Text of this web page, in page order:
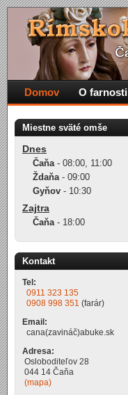
Domov O farnosti
Miestne sväté omše
Dnes
Čaňa- 08:00, 11:00
Ždaňa- 09:00
Gyňov - 10:30
Zajtra
Čaňa- 18:00
Kontakt
Tel:
0911 323 135
0908 998 351 (farár)
Email:
cana(zavináč)abuke.sk
Adresa:
Osloboditeľov 28
044 14 Čaňa
(mapa)